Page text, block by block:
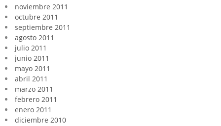
noviembre 2011
octubre 2011
septiembre 2011
agosto 2011
julio 2011
junio 2011
mayo 2011
abril 2011
marzo 2011
febrero 2011
enero 2011
diciembre 2010